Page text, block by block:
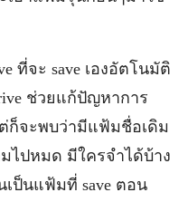
ที่จะ save เองอัตโนมัติ
ช่วยแก้ปัญหาการ
ก็จะพบว่ามีแฟ้มชื่อเดิม
มไปหมด มีใครจำได้บ้าง
ป็นแฟ้มที่ save ตอน